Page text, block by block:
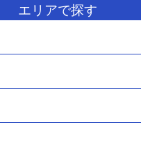
エリアで探す